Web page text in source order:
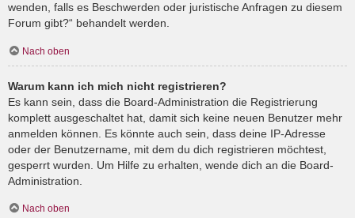
wenden, falls es Beschwerden oder juristische Anfragen zu diesem
Forum gibt?“ behandelt werden.
Nach oben
Warum kann ich mich nicht registrieren?
Es kann sein, dass die Board-Administration die Registrierung
komplett ausgeschaltet hat, damit sich keine neuen Benutzer mehr
anmelden können. Es könnte auch sein, dass deine IP-Adresse
oder der Benutzername, mit dem du dich registrieren möchtest,
gesperrt wurden. Um Hilfe zu erhalten, wende dich an die Board-
Administration.
Nach oben